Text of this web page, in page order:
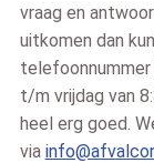
vraag en
uitkomen dan
telefoonnummer
t/m vrijdag van
heel erg goed.
via